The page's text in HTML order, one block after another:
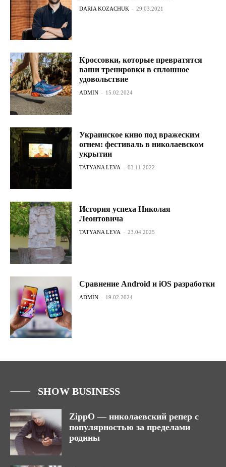
DARIA KOZACHUK - 29.03.2021
Кроссовки, которые превратятся
ваши тренировки в сплошное
удовольствие
ADMIN - 15.02.2024
Украинское кино под вражеским
огнем: фестиваль в николаевском
укрытии
TATYANA LEVA - 03.11.2022
История успеха Николая
Леонтовича
TATYANA LEVA - 23.04.2025
Сравнение Android и iOS разработки
ADMIN - 19.02.2024
SHOW BUSINESS
ZippO — николаевский репер с
популярностью за пределами
родины